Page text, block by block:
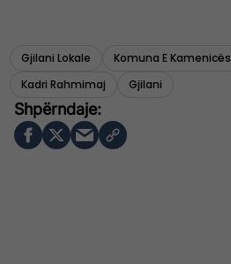
Gjilani Lokale Komuna E Kamenicës
Kadri Rahmimaj
Gjilani